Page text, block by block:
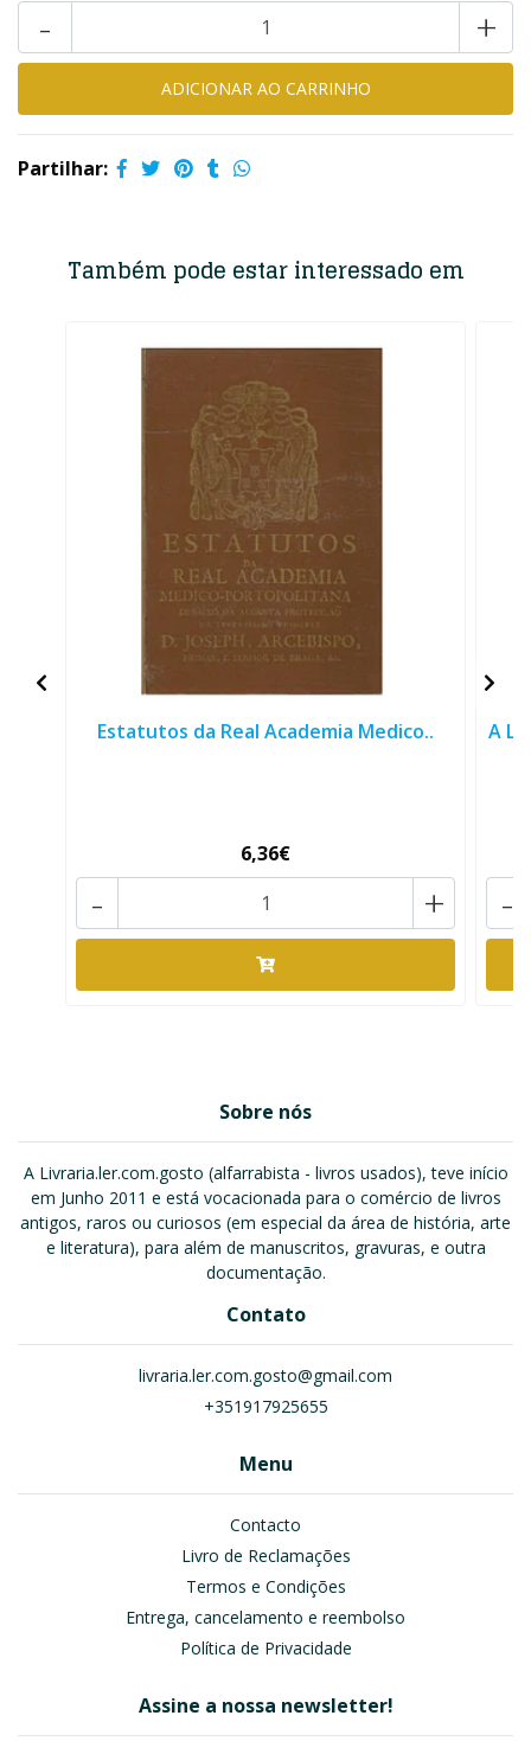
+
-
Partilhar:
Também pode estar interessado em
Estatutos da Real Academia Medico..
6,36€
+
-
A
-
Sobre nós
A Livraria.ler.com.gosto (alfarrabista - livros usados), teve início
em Junho 2011 e está vocacionada para o comércio de livros
antigos, raros ou curiosos (em especial da área de história, arte
e literatura), para além de manuscritos, gravuras, e outra
documentação.
Contato
livraria.ler.com.gosto@gmail.com
+351917925655
Menu
Contacto
Livro de Reclamações
Termos e Condições
Entrega, cancelamento e reembolso
Política de Privacidade
Assine a nossa newsletter!